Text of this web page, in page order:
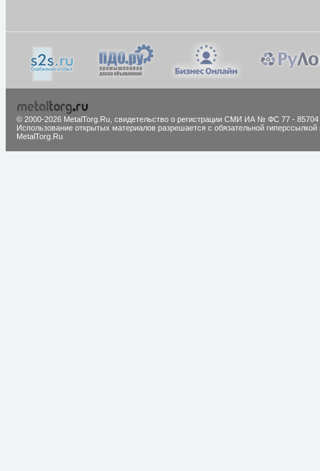
© 2000-2026 MetalTorg.Ru, cвидетельство о регистрации СМИ ИА № ФС 77 - 85704
Использование открытых материалов разрешается с обязательной гиперссылкой
MetalTorg.Ru